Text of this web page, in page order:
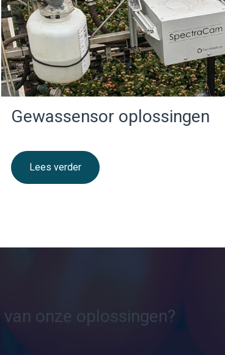
Gewassensor oplossingen
Lees verder
onze oplossingen?